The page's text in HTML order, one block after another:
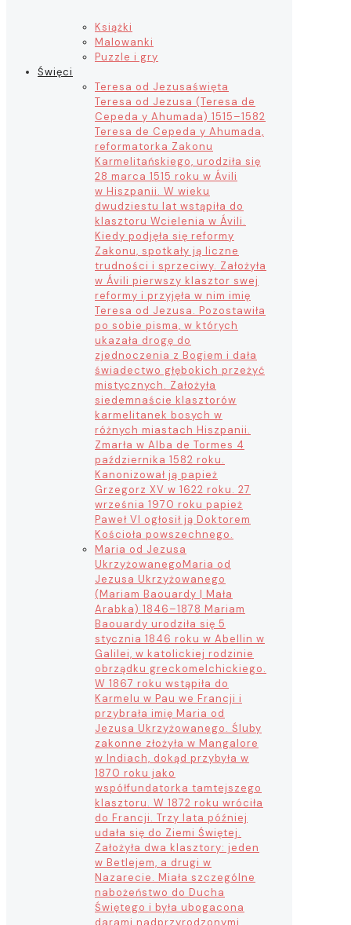
Książki
Malowanki
Puzzle i gry
Święci
Teresa od Jezusaświęta
Teresa od Jezusa (Teresa de
Cepeda y Ahumada) 1515–1582
Teresa de Cepeda y Ahumada,
reformatorka Zakonu
Karmelitańskiego, urodziła się
28 marca 1515 roku w Ávili
w Hiszpanii. W wieku
dwudziestu lat wstąpiła do
klasztoru Wcielenia w Ávili.
Kiedy podjęła się reformy
Zakonu, spotkały ją liczne
trudności i sprzeciwy. Założyła
w Ávili pierwszy klasztor swej
reformy i przyjęła w nim imię
Teresa od Jezusa. Pozostawiła
po sobie pisma, w których
ukazała drogę do
zjednoczenia z Bogiem i dała
świadectwo głębokich przeżyć
mistycznych. Założyła
siedemnaście klasztorów
karmelitanek bosych w
różnych miastach Hiszpanii.
Zmarła w Alba de Tormes 4
października 1582 roku.
Kanonizował ją papież
Grzegorz XV w 1622 roku. 27
września 1970 roku papież
Paweł VI ogłosił ją Doktorem
Kościoła powszechnego.
Maria od Jezusa
UkrzyżowanegoMaria od
Jezusa Ukrzyżowanego
(Mariam Baouardy | Mała
Arabka) 1846–1878 Mariam
Baouardy urodziła się 5
stycznia 1846 roku w Abellin w
Galilei, w katolickiej rodzinie
obrządku greckomelchickiego.
W 1867 roku wstąpiła do
Karmelu w Pau we Francji i
przybrała imię Maria od
Jezusa Ukrzyżowanego. Śluby
zakonne złożyła w Mangalore
w Indiach, dokąd przybyła w
1870 roku jako
współfundatorka tamtejszego
klasztoru. W 1872 roku wróciła
do Francji. Trzy lata później
udała się do Ziemi Świętej.
Założyła dwa klasztory: jeden
w Betlejem, a drugi w
Nazarecie. Miała szczególne
nabożeństwo do Ducha
Świętego i była ubogacona
darami nadprzyrodzonymi,